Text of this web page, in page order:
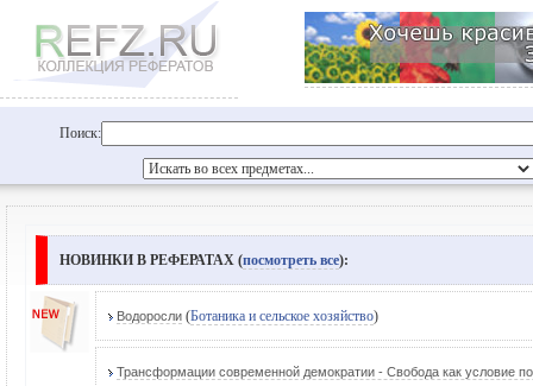
Поиск:
НОВИНКИ В РЕФЕРАТАХ (посмотреть все):
Водоросли (Ботаника и сельское хозяйство)
Трансформации современной демократии - Свобода как условие